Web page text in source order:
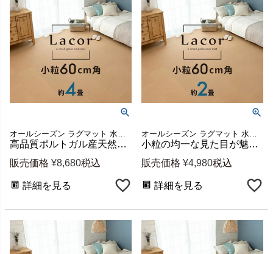
高品質ポルトガル産天然コルクのジョイントマット ラコル小粒60cm 18枚 約4畳 [84113-018]
販売価格 ¥8,680税込
詳細を見る
小粒の均一な見た目が魅力の天然コルクマット ラコル 60cmタイプ 9枚セット 2畳分 [84113-009]
販売価格 ¥4,980税込
詳細を見る